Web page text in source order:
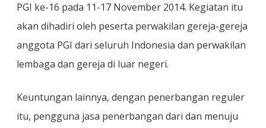
PGI ke-16 pada 11-17 November 2014. Kegiatan itu
akan dihadiri oleh peserta perwakilan gereja-gereja
anggota PGI dari seluruh Indonesia dan perwakilan
lembaga dan gereja di luar negeri.
Keuntungan lainnya, dengan penerbangan reguler
itu, pengguna jasa penerbangan dari dan menuju